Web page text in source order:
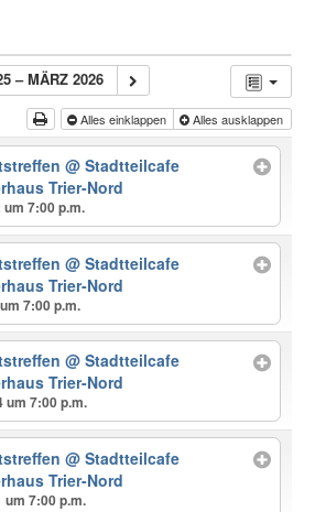
– MÄRZ 2026
Alles einklappen Alles ausklappen
@ Stadtteilcafe
Trier-Nord
um 7:00 p.m.
@ Stadtteilcafe
Trier-Nord
7:00 p.m.
@ Stadtteilcafe
Trier-Nord
um 7:00 p.m.
@ Stadtteilcafe
Trier-Nord
um 7:00 p.m.